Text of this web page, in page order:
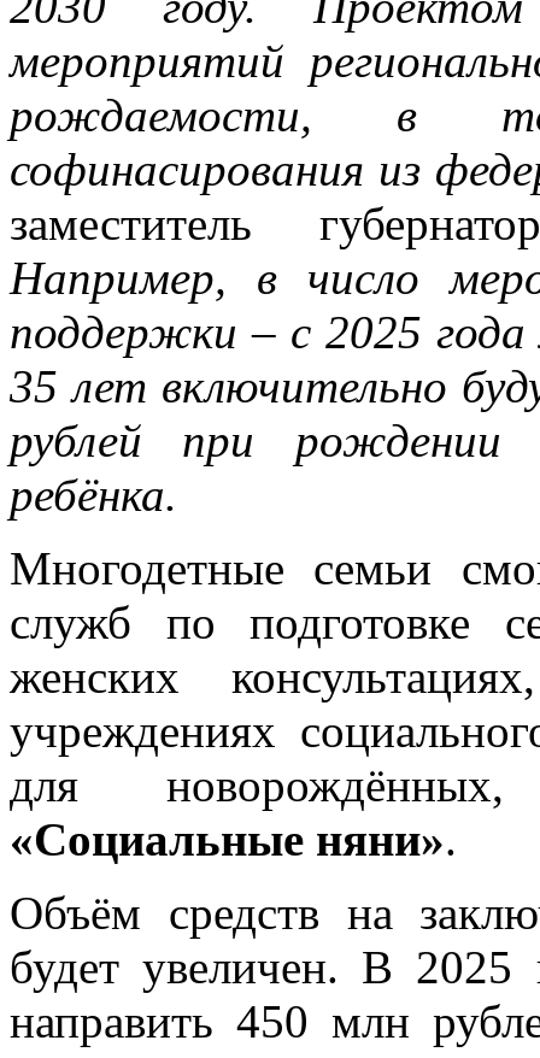
мероприятий
рождаемости, в
софинасирования из
заместитель
Например, в число
поддержки – с 2025 года
35 лет включительно
рублей при рождении
ребёнка.
Многодетные семьи
служб по подготовке
женских
учреждениях
для
«Социальные няни».
Объём средств на
будет увеличен. В 2025
направить 450 млн